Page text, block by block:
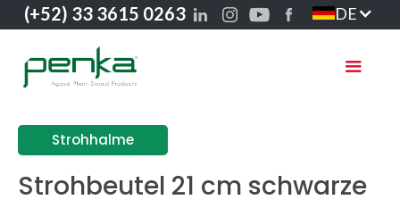
(+52) 33 3615 0263 DE
Strohhalme
Strohbeutel 21 cm schwarze